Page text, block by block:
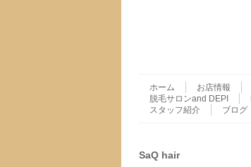
ホーム お店情報
脱毛サロンand DEPI
スタッフ紹介
ブログ
SaQ hair